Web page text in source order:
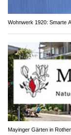
Wohnwerk 1920: Smarte
Mayinger Gärten in